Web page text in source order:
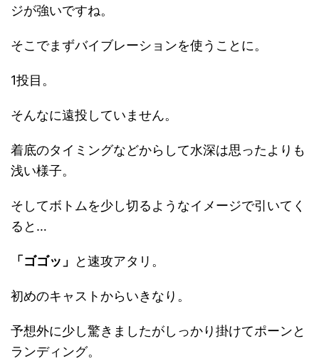
ジが強いですね。
そこでまずバイブレーションを使うことに。
1投目。
そんなに遠投していません。
着底のタイミングなどからして水深は思ったよりも
浅い様子。
そしてボトムを少し切るようなイメージで引いてく
ると…
「ゴゴッ」 と速攻アタリ。
初めのキャストからいきなり。
予想外に少し驚きましたがしっかり掛けてポーンと
ランディング。